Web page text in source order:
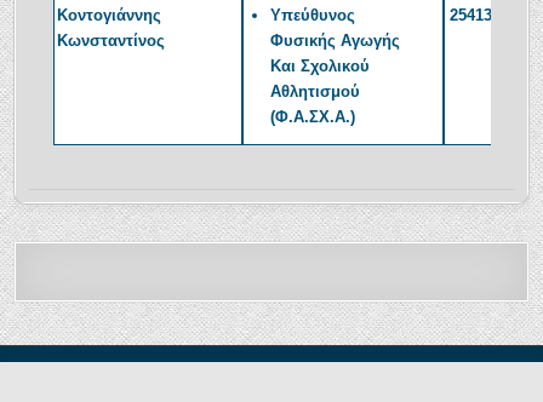
Κοντογιάννης
Κωνσταντίνος
Υπεύθυνος
Φυσικής Αγωγής
Και Σχολικού
Αθλητισμού
(Φ.Α.ΣΧ.Α.)
2541350379